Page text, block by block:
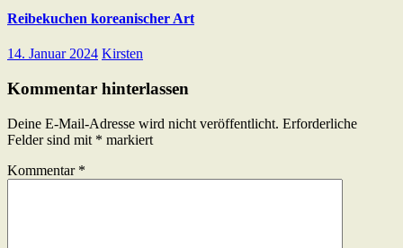
Reibekuchen koreanischer Art
14. Januar 2024 Kirsten
Kommentar hinterlassen
Deine E-Mail-Adresse wird nicht veröffentlicht. Erforderliche
Felder sind mit * markiert
Kommentar *